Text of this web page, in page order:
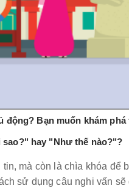
Bạn muốn khám
hay "Như thế nào?"?
mà còn là chìa khóa
sử dụng câu nghi vấn